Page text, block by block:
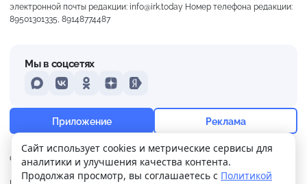
+20° Слабая морось
Ощущается как +20
11 м/с 756 мм 95%
электронной почты редакции: info@irk.today Номер телефона редакции:
89501301335, 89148774487
О нас Контакты Прислать новость
Политика
Мы в соцсетях
MAXVKontakteOdnoklassniki
DzenYandex
Приложение Реклама
Сайт использует cookies и метрические сервисы для
аналитики и улучшения качества контента.
Продолжая просмотр, вы соглашаетесь с Политикой